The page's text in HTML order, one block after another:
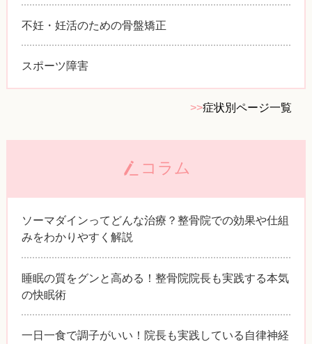
不妊・妊活のための骨盤矯正
スポーツ障害
>>症状別ページ一覧
コラム
ソーマダインってどんな治療？整骨院での効果や仕組
みをわかりやすく解説
睡眠の質をグンと高める！整骨院院長も実践する本気
の快眠術
一日一食で調子がいい！院長も実践している自律神経